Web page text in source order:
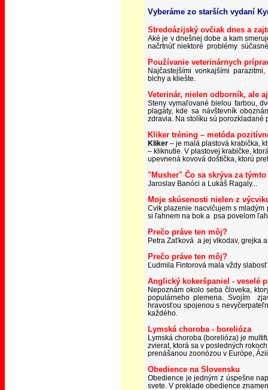
Vyberáme zo starších vydaní
Stredoázijský ovčiak dnes a
Aké je v dnešnej dobe a kam
načrtnúť niektoré problémy
Používanie veterinárnych
Najčastejšími vonkajšími
blchy a kliešte.
Veterinár, nielen odborník, ale
Steny vymaľované bielou farbou,
plagáty, kde sa návštevník
zdravia. Na stolíku sú porozkladané
Kliker tréning – metóda
Kliker – je malá plastová krabička,
– kliknutie. V plastovej krabičke,
upevnená kovová doštička, ktorú
"Musher" Čo sa skrýva za
Jaroslav Banóci a Lukáš Ragaly...
Moje skúsenosti nielen z
Cvik plazenie nacvičujem s
si ľahnem na bok a psa povelom
Prečo práve ten môj?
Petra Zaťková a jej vlkodav, grejka
Prečo práve ten môj?
Ľudmila Fintorová mala vždy
Anglický kokeršpaniel - veselé
Nepoznám okolo seba človeka,
populárneho plemena. Svojím
hravosťou spojenou s
každého.
Lymská choroba - borelióza
L ymská choroba (borelióza) je
zvierat, ktorá sa v posledných
prenášanou zoonózou v Európe,
Obedience na Slovensku
Obedience je jedným z úspešne
svete. V preklade obedience